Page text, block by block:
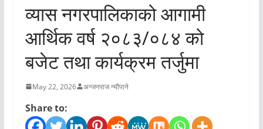
व्यास नगरपालिकाको आगामी
आर्थिक वर्ष २०८३/०८४ को
बजेट तथा कार्यक्रम तर्जुमा
May 22, 2026 अन्जनराज न्यौपाने
Share to: